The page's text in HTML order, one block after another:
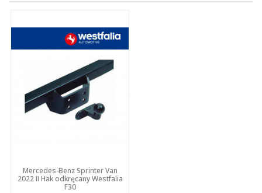
Mercedes-Benz Sprinter Van
2022 II Hak odkręcany Westfalia
F30